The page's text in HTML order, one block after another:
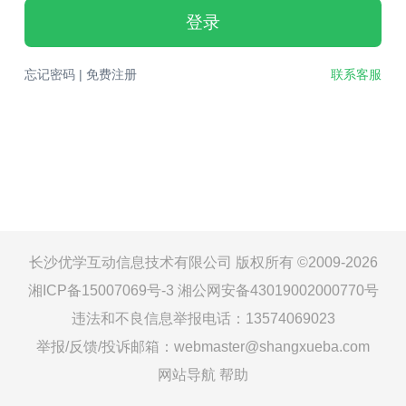
登录
忘记密码| 免费注册 联系客服
长沙优学互动信息技术有限公司 版权所有 ©2009-2026
湘ICP备15007069号-3 湘公网安备43019002000770号
违法和不良信息举报电话：13574069023
举报/反馈/投诉邮箱：webmaster@shangxueba.com
网站导航 帮助